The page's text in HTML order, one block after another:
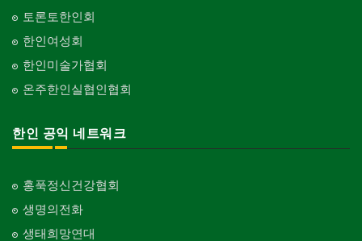
토론토한인회
한인여성회
한인미술가협회
온주한인실협인협회
한인 공익 네트워크
홍푹정신건강협회
생명의전화
생태희망연대